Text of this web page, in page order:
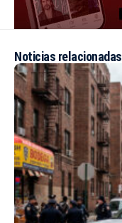
Noticias relacionadas